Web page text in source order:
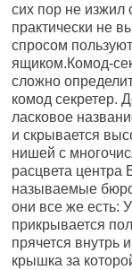
сих пор не изжил
практически не
спросом
ящиком.Комод-
сложно
комод секретер.
ласковое
и скрывается
нишей с
расцвета
называемые
они все же есть:
прикрывается
прячется внутрь
крышка за